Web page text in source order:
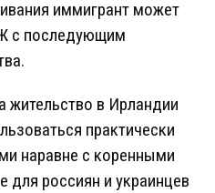
иммигрант может
с последующим
жительство в Ирландии
практически
наравне с коренными
для россиян и украинцев